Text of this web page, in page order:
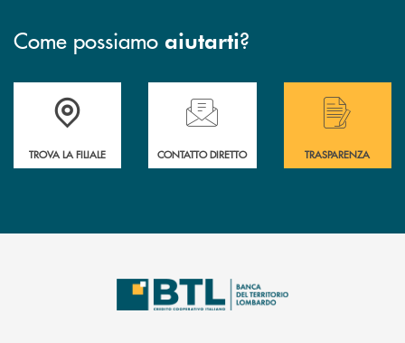
Come possiamo aiutarti?
Accedi all' elenco completo delle filiali .
TROVA LA FILIALE
Hai bisogno di assistenza immediata?
CONTATTO DIRETTO
Hai bisogno di
TRASPARENZA